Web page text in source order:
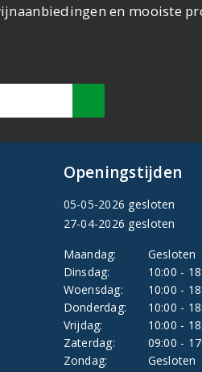
en mooiste
Openingstijden
05-05-2026 gesloten
27-04-2026 gesloten
Maandag:
Gesloten
Dinsdag:
10:00 -
Woensdag:
10:00 -
Donderdag:
10:00 -
Vrijdag:
10:00 -
Zaterdag:
09:00 -
Zondag:
Gesloten